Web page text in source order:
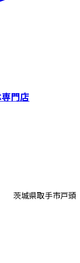
門店
茨城県取手市戸頭